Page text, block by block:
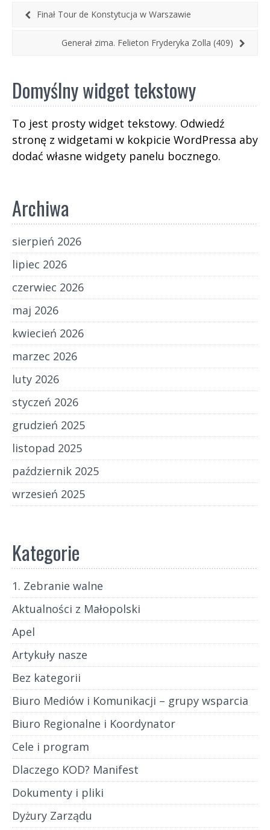
Finał Tour de Konstytucja w Warszawie
Generał zima. Felieton Fryderyka Zolla (409)
Domyślny widget tekstowy
To jest prosty widget tekstowy. Odwiedź
stronę z widgetami w kokpicie WordPressa aby
dodać własne widgety panelu bocznego.
Archiwa
sierpień 2026
lipiec 2026
czerwiec 2026
maj 2026
kwiecień 2026
marzec 2026
luty 2026
styczeń 2026
grudzień 2025
listopad 2025
październik 2025
wrzesień 2025
Kategorie
1. Zebranie walne
Aktualności z Małopolski
Apel
Artykuły nasze
Bez kategorii
Biuro Mediów i Komunikacji – grupy wsparcia
Biuro Regionalne i Koordynator
Cele i program
Dlaczego KOD? Manifest
Dokumenty i pliki
Dyżury Zarządu